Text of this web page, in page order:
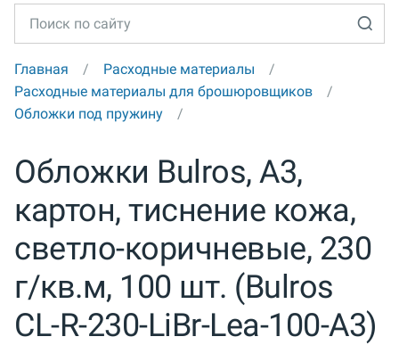
Главная
Расходные материалы
Расходные материалы для брошюровщиков
Обложки под пружину
Обложки Bulros, А3,
картон, тиснение кожа,
светло-коричневые, 230
г/кв.м, 100 шт. (Bulros
CL-R-230-LiBr-Lea-100-A3)